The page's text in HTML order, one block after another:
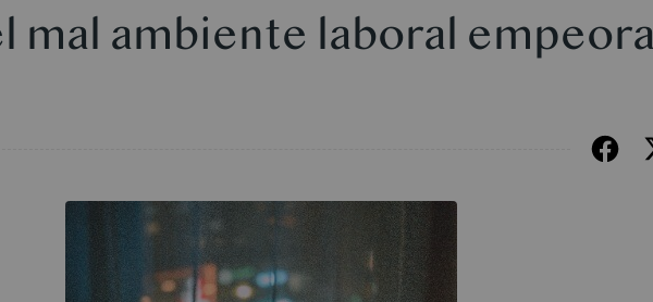
mal ambiente laboral empeora